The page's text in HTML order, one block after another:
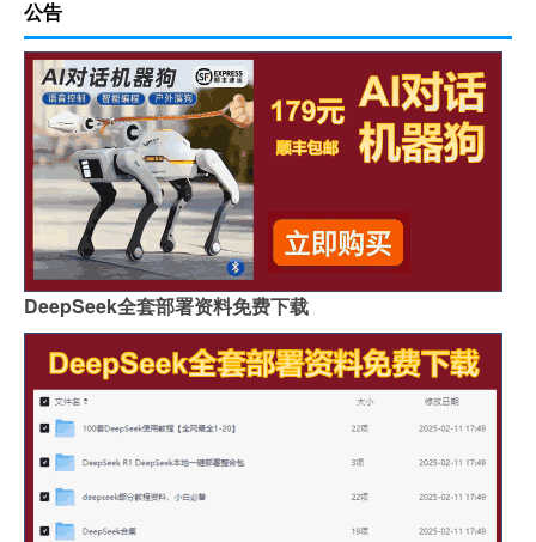
公告
DeepSeek全套部署资料免费下载